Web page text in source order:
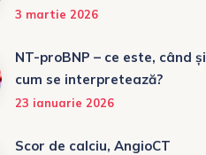
3 martie 2026
NT-proBNP – ce este, când și
cum se interpretează?
23 ianuarie 2026
Scor de calciu, AngioCT